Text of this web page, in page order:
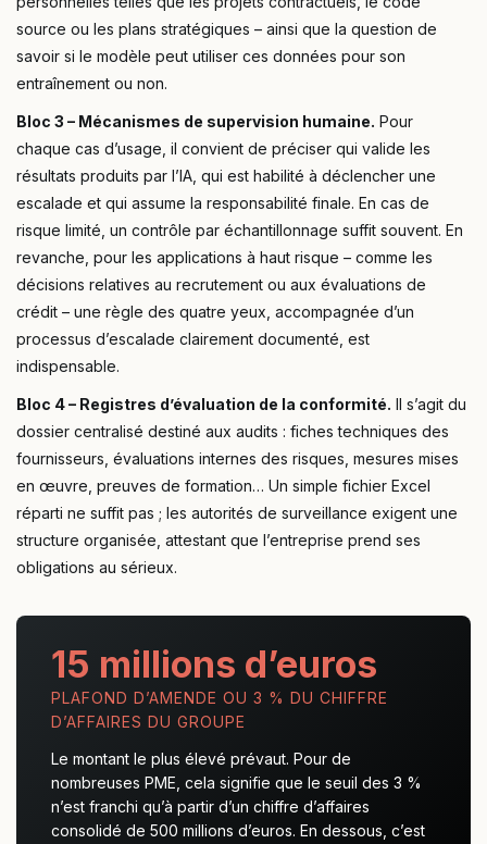
source ou les plans stratégiques – ainsi que la question de
savoir si le modèle peut utiliser ces données pour son
entraînement ou non.
Bloc 3 – Mécanismes de supervision humaine. Pour
chaque cas d’usage, il convient de préciser qui valide les
résultats produits par l’IA, qui est habilité à déclencher une
escalade et qui assume la responsabilité finale. En cas de
risque limité, un contrôle par échantillonnage suffit souvent. En
revanche, pour les applications à haut risque – comme les
décisions relatives au recrutement ou aux évaluations de
crédit – une règle des quatre yeux, accompagnée d’un
processus d’escalade clairement documenté, est
indispensable.
Bloc 4 – Registres d’évaluation de la conformité. Il s’agit du
dossier centralisé destiné aux audits : fiches techniques des
fournisseurs, évaluations internes des risques, mesures mises
en œuvre, preuves de formation… Un simple fichier Excel
réparti ne suffit pas ; les autorités de surveillance exigent une
structure organisée, attestant que l’entreprise prend ses
obligations au sérieux.
15 millions d’euros
PLAFOND D’AMENDE OU 3 % DU CHIFFRE
D’AFFAIRES DU GROUPE
Le montant le plus élevé prévaut. Pour de
nombreuses PME, cela signifie que le seuil des 3 %
n’est franchi qu’à partir d’un chiffre d’affaires
consolidé de 500 millions d’euros. En dessous, c’est